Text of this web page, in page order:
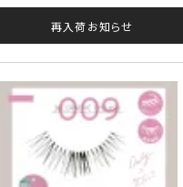
再入荷お知らせ